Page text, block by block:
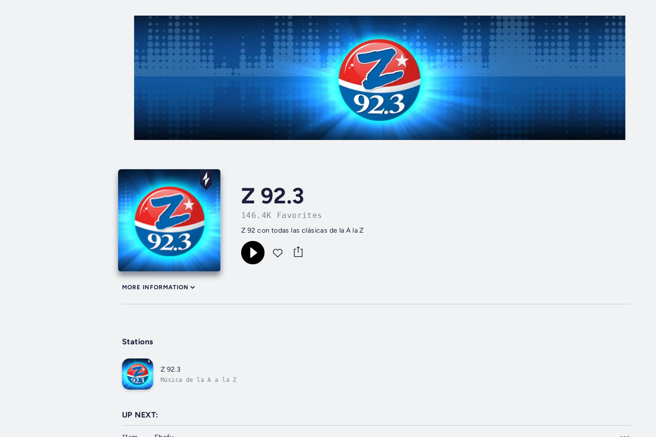
Z 92.3
146.4K Favorites
Z 92 con todas las clásicas de la A la Z
MORE INFORMATION
Stations
Z 92.3
Música de la A a la Z
UP NEXT: